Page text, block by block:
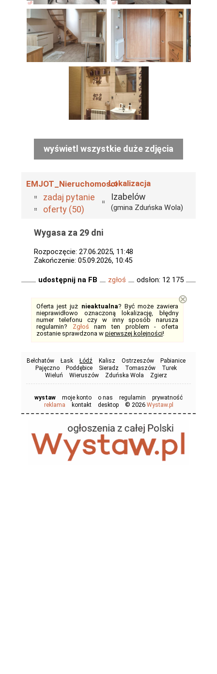
wyświetl wszystkie duże zdjęcia
EMJOT_Nieruchomosci
zadaj pytanie
oferty (50)
Lokalizacja
Izabelów
(gmina Zduńska Wola)
Wygasa za 29 dni
Rozpoczęcie: 27.06.2025, 11:48
Zakończenie: 05.09.2026, 10:45
udostępnij na FB zgłoś odsłon: 12 175
Oferta jest już nieaktualna? Być może zawiera
nieprawidłowo oznaczoną lokalizację, błędny
numer telefonu czy w inny sposób narusza
regulamin? Zgłoś nam ten problem - oferta
zostanie sprawdzona w pierwszej kolejności!
⊗
Bełchatów Łask Łódź Kalisz Ostrzeszów
Pabianice
Pajęczno
Poddębice Sieradz Tomaszów
Turek
Wieluń
Wieruszów Zduńska Wola Zgierz
wystaw moje konto o nas regulamin
prywatność
reklama
kontakt desktop © 2026 Wystaw.pl